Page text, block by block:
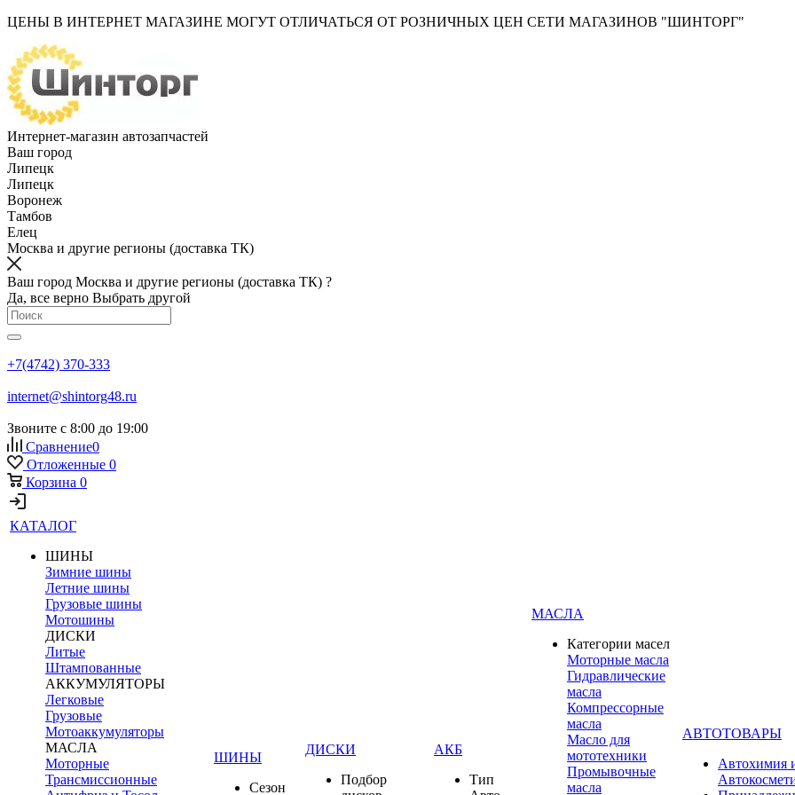
ЦЕНЫ В ИНТЕРНЕТ МАГАЗИНЕ МОГУТ ОТЛИЧАТЬСЯ ОТ РОЗНИЧНЫХ ЦЕН СЕТИ МАГАЗИНОВ "ШИНТОРГ"
Интернет-магазин автозапчастей
Ваш город
Липецк
Липецк
Воронеж
Тамбов
Елец
Москва и другие регионы (доставка ТК)
Ваш город Москва и другие регионы (доставка ТК) ?
Да, все верно Выбрать другой
+7(4742) 370-333
internet@shintorg48.ru
Звоните с 8:00 до 19:00
Сравнение0
Отложенные 0
Корзина 0
КАТАЛОГ
ШИНЫ
Зимние шины
Летние шины
Грузовые шины
Мотошины
ДИСКИ
Литые
Штампованные
АККУМУЛЯТОРЫ
Легковые
Грузовые
Мотоаккумуляторы
МАСЛА
Моторные
Трансмиссионные
ШИНЫ
Сезон
ДИСКИ
Подбор
АКБ
Тип
МАСЛА
Категории масел
Моторные масла
Гидравлические
масла
Компрессорные
масла
Масло для
мототехники
Промывочные
масла
АВТОТОВАРЫ
Автохимия